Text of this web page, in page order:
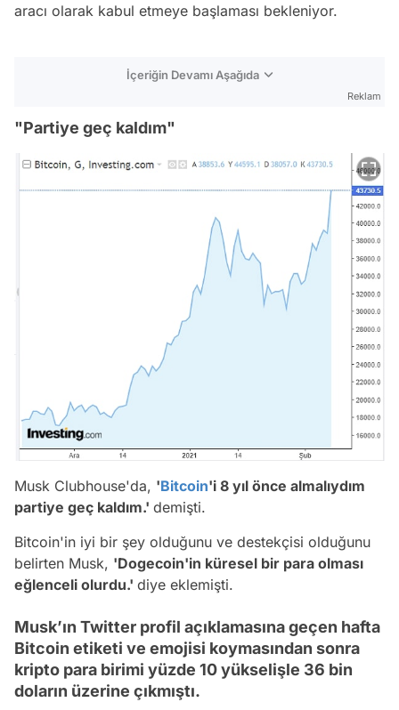
aracı olarak kabul etmeye başlaması bekleniyor.
İçeriğin Devamı Aşağıda
Reklam
"Partiye geç kaldım"
Musk Clubhouse'da, 'Bitcoin'i 8 yıl önce almalıydım
partiye geç kaldım.' demişti.
Bitcoin'in iyi bir şey olduğunu ve destekçisi olduğunu
belirten Musk, 'Dogecoin'in küresel bir para olması
eğlenceli olurdu.' diye eklemişti.
Musk’ın Twitter profil açıklamasına geçen hafta
Bitcoin etiketi ve emojisi koymasından sonra
kripto para birimi yüzde 10 yükselişle 36 bin
doların üzerine çıkmıştı.